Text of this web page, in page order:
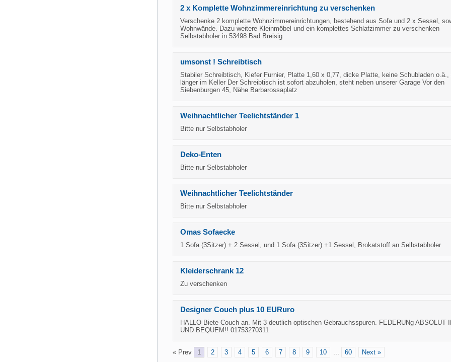
2 x Komplette Wohnzimmereinrichtung zu verschenken
Verschenke 2 komplette Wohnzimmereinrichtungen, bestehend aus Sofa und 2 x Sessel,
Wohnwände. Dazu weitere Kleinmöbel und ein komplettes Schlafzimmer zu verschenken
Selbstabholer in 53498 Bad Breisig
umsonst ! Schreibtisch
Stabiler Schreibtisch, Kiefer Furnier, Platte 1,60 x 0,77, dicke Platte, keine Schubladen o.ä.,
länger im Keller Der Schreibtisch ist sofort abzuholen, steht neben unserer Garage Vor den
Siebenburgen 45, Nähe Barbarossaplatz
Weihnachtlicher Teelichtständer 1
Bitte nur Selbstabholer
Deko-Enten
Bitte nur Selbstabholer
Weihnachtlicher Teelichtständer
Bitte nur Selbstabholer
Omas Sofaecke
1 Sofa (3Sitzer) + 2 Sessel, und 1 Sofa (3Sitzer) +1 Sessel, Brokatstoff an Selbstabholer
Kleiderschrank 12
Zu verschenken
Designer Couch plus 10 EURuro
HALLO Biete Couch an. Mit 3 deutlich optischen Gebrauchsspuren. FEDERUNg ABSOLUT
UND BEQUEM!! 01753270311
« Prev 1 2 3 4 5 6 7 8 9 10 ... 60 Next »